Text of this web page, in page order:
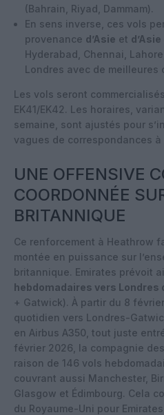
(Bahrain, Riyad, Dammam).
En sens inverse, ces vols
provenance d’Asie et
Hyderabad, Chennai,
Londres avec de meilleures
Les vols seront
EK41/EK42. Les horaires,
semaine, sont ajustés pour
vagues de correspondances à
UNE OFFENSIVE
COORDONNÉE
BRITANNIQUE
Ce renforcement à Heathrow
montée en puissance sur
britannique. Emirates prévoit
hebdomadaires vers Londres
+ Gatwick). À partir du 8
quotidien vers Londres-
en Airbus A350, tout juste
février 2026, la compagnie
raison de 146 vols
couvrant aussi Manchester,
Glasgow et Édimbourg. Cela
du Royaume-Uni pour